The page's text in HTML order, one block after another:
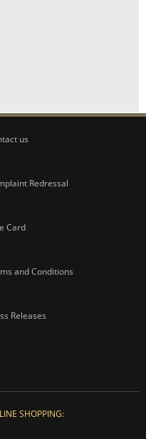
us
Redressal
Card
and Conditions
Releases
SHOPPING: